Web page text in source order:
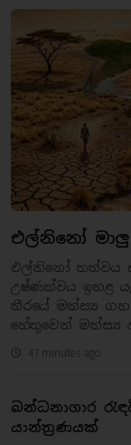
එල්නිනෝ
එල්නිනෝ තත්වය
උෂ්ණත්වය ඉහළ
තීරයේ මත්ස්‍ය
හේතුවෙන් මත්ස්‍ය
47 minutes ago
බන්ධනාගාර
යාන්ත්‍රණයක්